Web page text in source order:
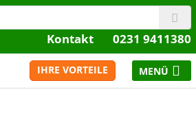
Kontakt 0231 9411380
IHRE VORTEILE